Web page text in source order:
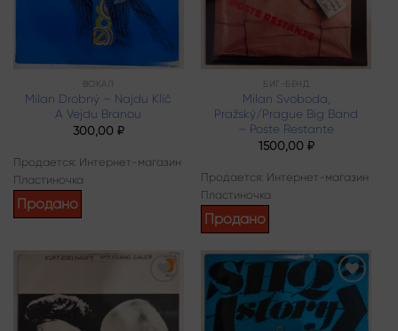
ВОКАЛ
Milan Drobný – Najdu Klíč
A Vejdu Branou
300,00 ₽
Продается: Интернет-магазин
Пластиночка
Продано
БИГ-БЕНД
Milan Svoboda,
Pražský/Prague Big Band
– Poste Restante
1500,00 ₽
Продается: Интернет-магазин
Пластиночка
Продано
Add to
wishlist
Add to
wishlist